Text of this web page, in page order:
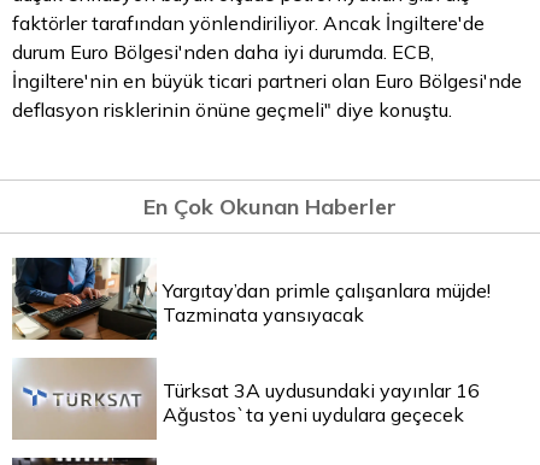
faktörler tarafından yönlendiriliyor. Ancak İngiltere'de
durum Euro Bölgesi'nden daha iyi durumda. ECB,
İngiltere'nin en büyük ticari partneri olan Euro Bölgesi'nde
deflasyon risklerinin önüne geçmeli" diye konuştu.
En Çok Okunan Haberler
Yargıtay’dan primle çalışanlara müjde!
Tazminata yansıyacak
Türksat 3A uydusundaki yayınlar 16
Ağustos`ta yeni uydulara geçecek